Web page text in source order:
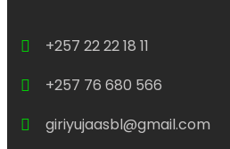
+257 22 22 18 11
+257 76 680 566
giriyujaasbl@gmail.com